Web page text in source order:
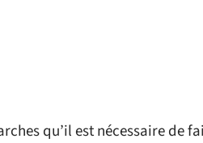
qu’il est nécessaire de